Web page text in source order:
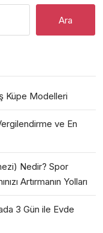
Ara
Küpe Modelleri
ve En
Nedir? Spor
Artırmanın Yolları
3 Gün ile Evde